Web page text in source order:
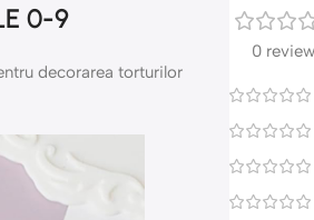
0-9
decorarea torturilor
0